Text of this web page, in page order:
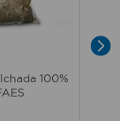
100%